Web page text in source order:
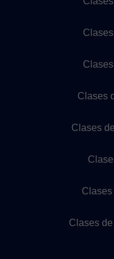
Clases
Clases
Clases